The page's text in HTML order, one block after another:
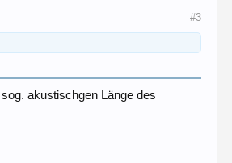
#3
akustischgen Länge des